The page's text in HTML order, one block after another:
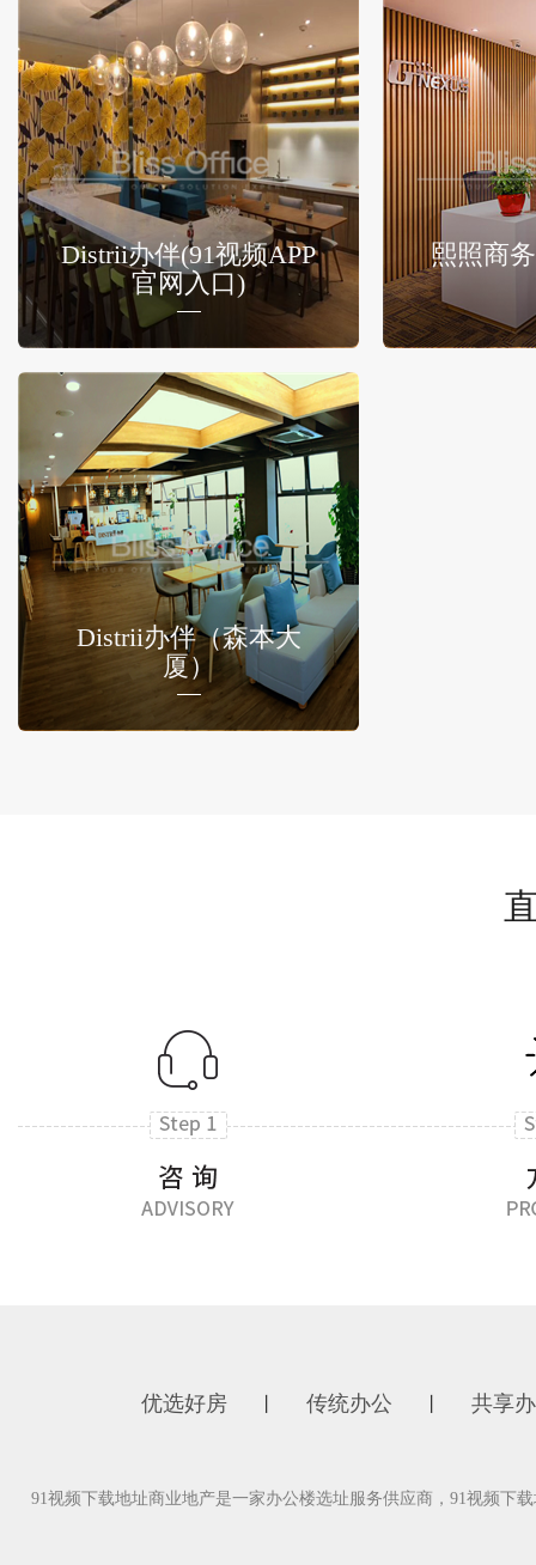
Distrii办伴(91视频APP
官网入口)
熙照商
Distrii办伴（森本大
厦）
优选好房 传统办公 共享
91视频下载地址商业地产是一家办公楼选址服务供应商，91视频下